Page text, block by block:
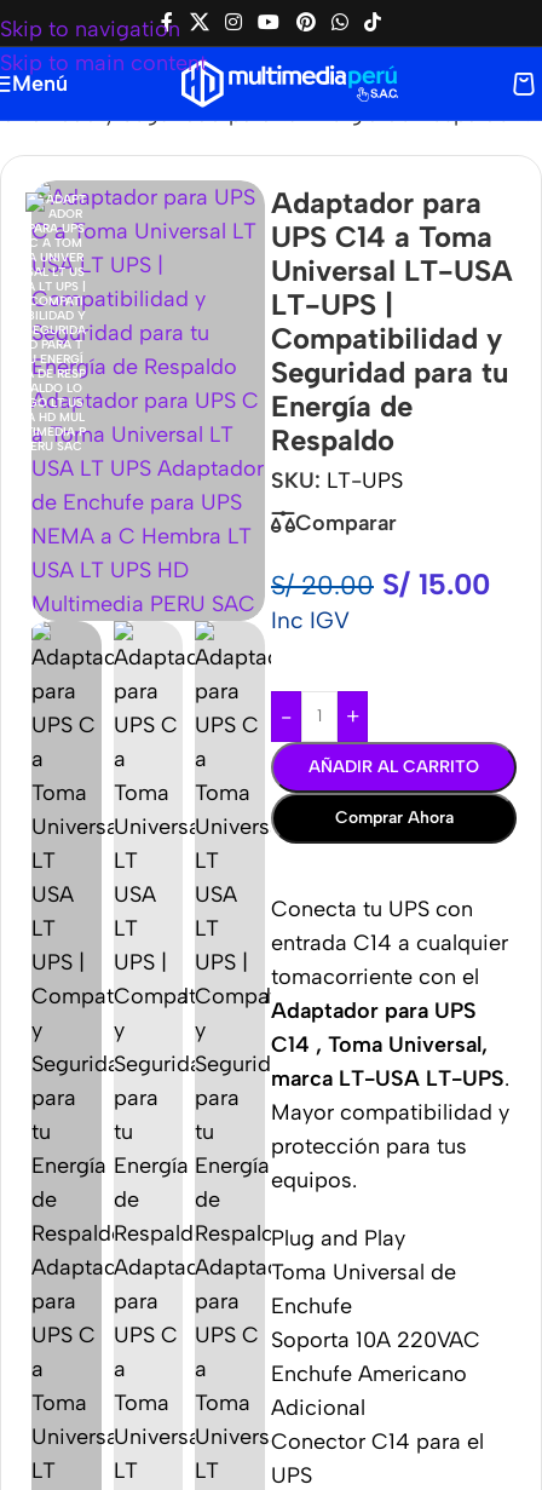
Skip to navigation
Skip to main content
Menú
y Seguridad para tu Energía de Respaldo
Adaptador para
UPS C14 a Toma
Universal LT-USA
LT-UPS |
Compatibilidad y
Seguridad para tu
Energía de
Respaldo
SKU: LT-UPS
Comparar
S/20.00 S/ 15.00
Inc IGV
- +
AÑADIR AL CARRITO
Comprar Ahora
Conecta tu UPS con
entrada C14 a cualquier
tomacorriente con el
Adaptador para UPS
C14 , Toma Universal,
marca LT-USA LT-UPS.
Mayor compatibilidad y
protección para tus
equipos.
Plug and Play
Toma Universal de
Enchufe
Soporta 10A 220VAC
Enchufe Americano
Adicional
Conector C14 para el
UPS